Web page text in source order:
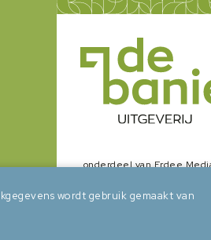
onderdeel van Erdee
wordt gebruik gemaakt van